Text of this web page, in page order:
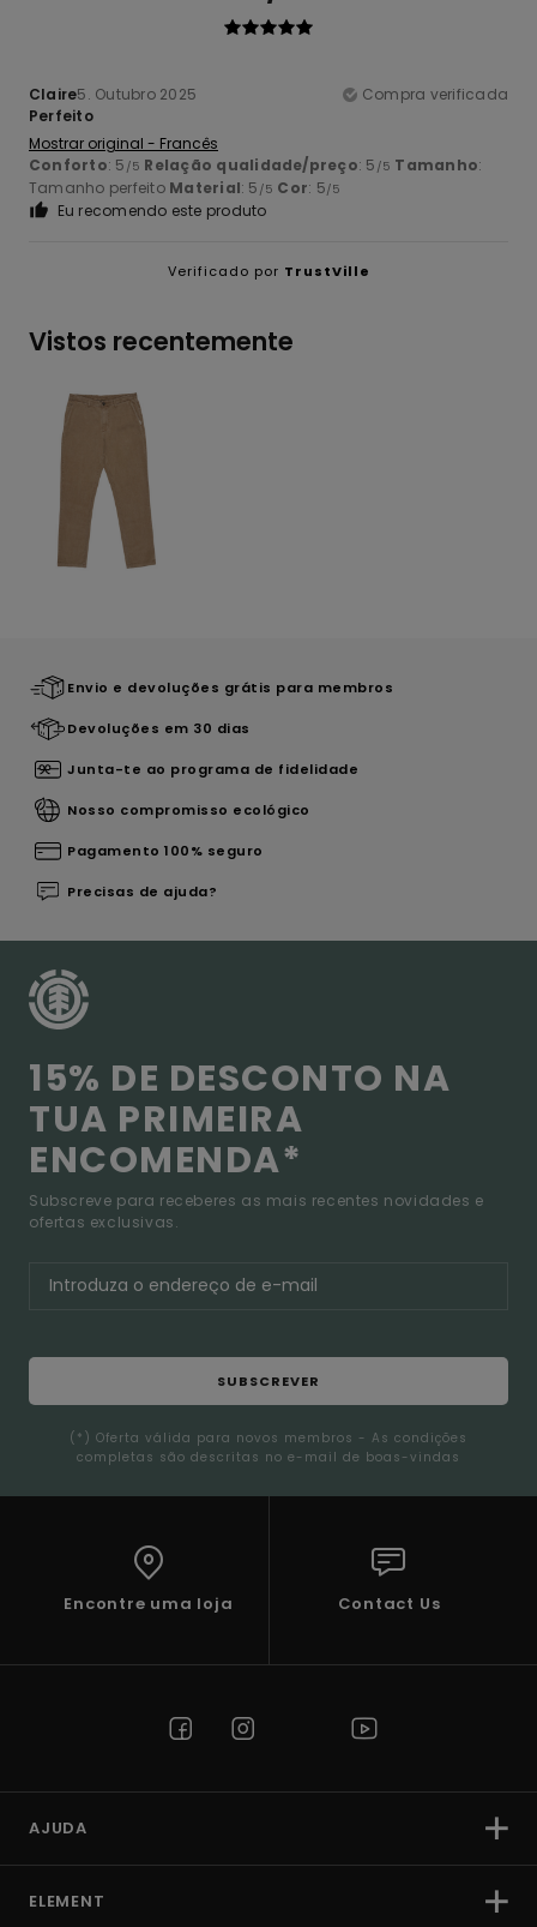
Claire5. Outubro 2025
Compra verificada
Perfeito
Mostrar original - Francês
Conforto: 5 /5 Relação qualidade/preço: 5 /5 Tamanho:
Tamanho perfeito Material: 5 /5 Cor: 5/5
Eu recomendo este produto
Verificado por TrustVille
Vistos recentemente
Envio e devoluções grátis para membros
Devoluções em 30 dias
Junta-te ao programa de fidelidade
Nosso compromisso ecológico
Pagamento 100% seguro
Precisas de ajuda?
15% DE DESCONTO NA
TUA PRIMEIRA
ENCOMENDA*
Subscreve para receberes as mais recentes novidades e
ofertas exclusivas.
SUBSCREVER
(*) Oferta válida para novos membros - As condições
completas são descritas no e-mail de boas-vindas
Encontre uma loja Contact Us
AJUDA
ELEMENT